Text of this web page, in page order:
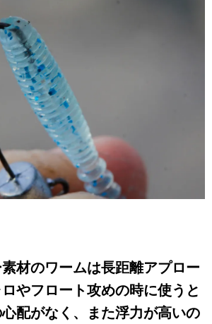
材のワームは長距離アプロー
やフロート攻めの時に使うと
配がなく、また浮力が高いの